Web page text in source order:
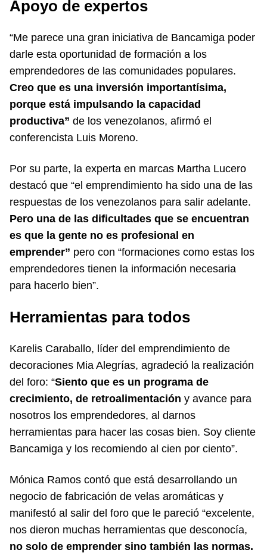
Apoyo de expertos
“Me parece una gran iniciativa de Bancamiga poder
darle esta oportunidad de formación a los
emprendedores de las comunidades populares.
Creo que es una inversión importantísima,
porque está impulsando la capacidad
productiva” de los venezolanos, afirmó el
conferencista Luis Moreno.
Por su parte, la experta en marcas Martha Lucero
destacó que “el emprendimiento ha sido una de las
respuestas de los venezolanos para salir adelante.
Pero una de las dificultades que se encuentran
es que la gente no es profesional en
emprender” pero con “formaciones como estas los
emprendedores tienen la información necesaria
para hacerlo bien”.
Herramientas para todos
Karelis Caraballo, líder del emprendimiento de
decoraciones Mia Alegrías, agradeció la realización
del foro: “Siento que es un programa de
crecimiento, de retroalimentación y avance para
nosotros los emprendedores, al darnos
herramientas para hacer las cosas bien. Soy cliente
Bancamiga y los recomiendo al cien por ciento”.
Mónica Ramos contó que está desarrollando un
negocio de fabricación de velas aromáticas y
manifestó al salir del foro que le pareció “excelente,
nos dieron muchas herramientas que desconocía,
no solo de emprender sino también las normas.